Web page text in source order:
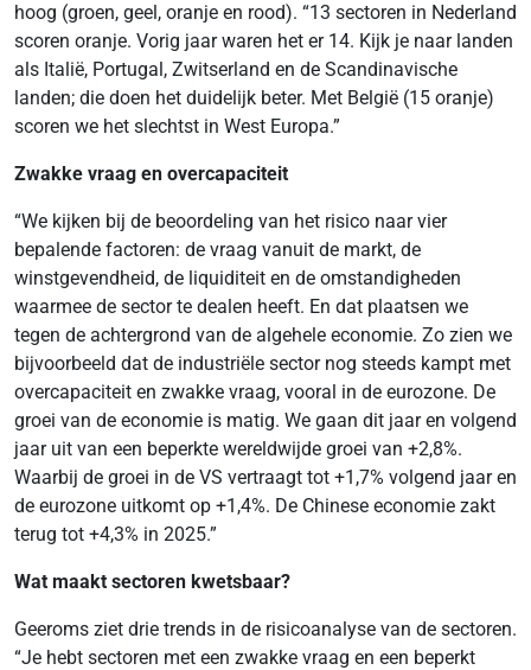
hoog (groen, geel, oranje en rood). “13 sectoren in Nederland
scoren oranje. Vorig jaar waren het er 14. Kijk je naar landen
als Italië, Portugal, Zwitserland en de Scandinavische
landen; die doen het duidelijk beter. Met België (15 oranje)
scoren we het slechtst in West Europa.”
Zwakke vraag en overcapaciteit
“We kijken bij de beoordeling van het risico naar vier
bepalende factoren: de vraag vanuit de markt, de
winstgevendheid, de liquiditeit en de omstandigheden
waarmee de sector te dealen heeft. En dat plaatsen we
tegen de achtergrond van de algehele economie. Zo zien we
bijvoorbeeld dat de industriële sector nog steeds kampt met
overcapaciteit en zwakke vraag, vooral in de eurozone. De
groei van de economie is matig. We gaan dit jaar en volgend
jaar uit van een beperkte wereldwijde groei van +2,8%.
Waarbij de groei in de VS vertraagt tot +1,7% volgend jaar en
de eurozone uitkomt op +1,4%. De Chinese economie zakt
terug tot +4,3% in 2025.”
Wat maakt sectoren kwetsbaar?
Geeroms ziet drie trends in de risicoanalyse van de sectoren.
“Je hebt sectoren met een zwakke vraag en een beperkt